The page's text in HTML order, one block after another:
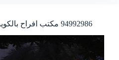
94992986مكتب افراح